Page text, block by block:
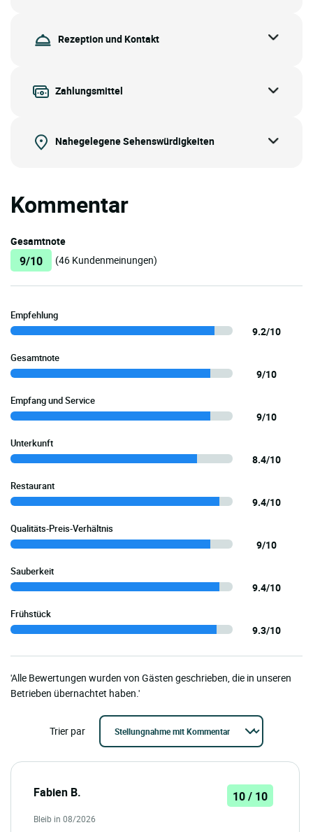
Rezeption und Kontakt
Zahlungsmittel
Nahegelegene Sehenswürdigkeiten
Kommentar
Gesamtnote
9/10 (46 Kundenmeinungen)
Empfehlung
9.2/10
Gesamtnote
9/10
Empfang und Service
9/10
Unterkunft
8.4/10
Restaurant
9.4/10
Qualitäts-Preis-Verhältnis
9/10
Sauberkeit
9.4/10
Frühstück
9.3/10
'Alle Bewertungen wurden von Gästen geschrieben, die in unseren
Betrieben übernachtet haben.'
Trier par
Fabien B. 10 / 10
Bleib in 08/2026